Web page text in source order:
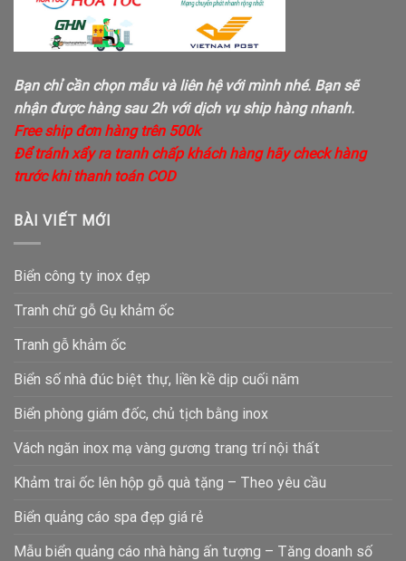
Bạn chỉ cần chọn mẫu và liên hệ với mình nhé. Bạn sẽ
nhận được hàng sau 2h với dịch vụ ship hàng nhanh.
Free ship đơn hàng trên 500k
Để tránh xẩy ra tranh chấp khách hàng hãy check hàng
trước khi thanh toán COD
BÀI VIẾT MỚI
Biển công ty inox đẹp
Tranh chữ gỗ Gụ khảm ốc
Tranh gỗ khảm ốc
Biển số nhà đúc biệt thự, liền kề dịp cuối năm
Biển phòng giám đốc, chủ tịch bằng inox
Vách ngăn inox mạ vàng gương trang trí nội thất
Khảm trai ốc lên hộp gỗ quà tặng – Theo yêu cầu
Biển quảng cáo spa đẹp giá rẻ
Mẫu biển quảng cáo nhà hàng ấn tượng – Tăng doanh số